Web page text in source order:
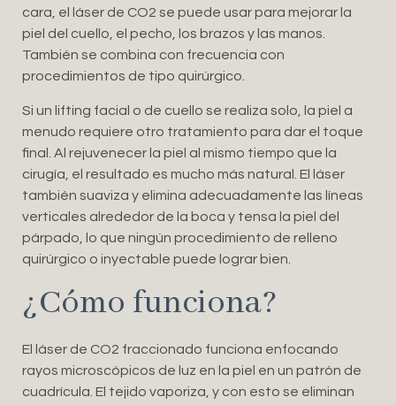
cara, el láser de CO2 se puede usar para mejorar la
piel del cuello, el pecho, los brazos y las manos.
También se combina con frecuencia con
procedimientos de tipo quirúrgico.
Si un lifting facial o de cuello se realiza solo, la piel a
menudo requiere otro tratamiento para dar el toque
final. Al rejuvenecer la piel al mismo tiempo que la
cirugía, el resultado es mucho más natural. El láser
también suaviza y elimina adecuadamente las líneas
verticales alrededor de la boca y tensa la piel del
párpado, lo que ningún procedimiento de relleno
quirúrgico o inyectable puede lograr bien.
¿Cómo funciona?
El láser de CO2 fraccionado funciona enfocando
rayos microscópicos de luz en la piel en un patrón de
cuadrícula. El tejido vaporiza, y con esto se eliminan